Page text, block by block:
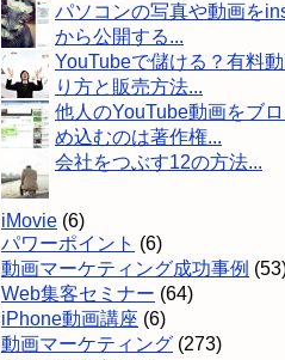
パソコンの写真や動画を
から公開する...
YouTubeで儲ける？有料
り方と販売方法...
他人のYouTube動画をブ
め込むのは著作権...
会社をつぶす12の方法...
iMovie (6)
パワーポイント (6)
動画マーケティング成功事例
Web集客セミナー (64)
iPhone動画講座 (6)
動画マーケティング (273)